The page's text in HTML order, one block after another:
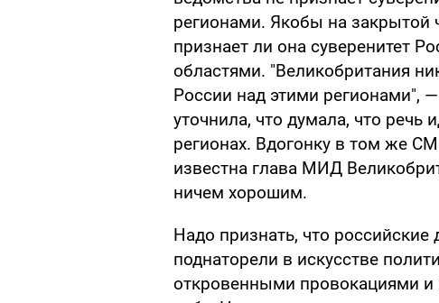
регионами. Якобы на закрытой
признает ли она суверенитет
областями. "Великобритания
России над этими регионами",
уточнила, что думала, что речь
регионах. Вдогонку в том же
известна глава МИД
ничем хорошим.
Надо признать, что
поднаторели в искусстве
откровенными провокациями